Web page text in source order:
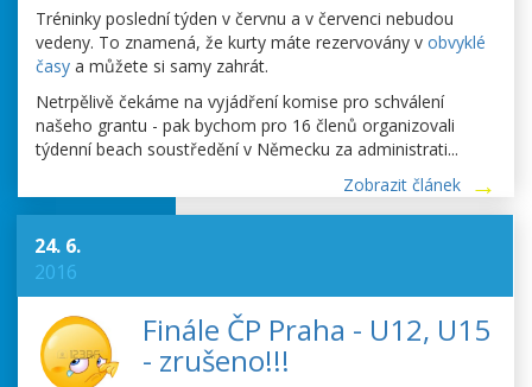
Tréninky poslední týden v červnu a v červenci nebudou
vedeny. To znamená, že kurty máte rezervovány v obvyklé
časy a můžete si samy zahrát.
Netrpělivě čekáme na vyjádření komise pro schválení
našeho grantu - pak bychom pro 16 členů organizovali
týdenní beach soustředění v Německu za administrati...
Zobrazit článek
24. 6.
2016
Finále ČP Praha - U12, U15
- zrušeno!!!